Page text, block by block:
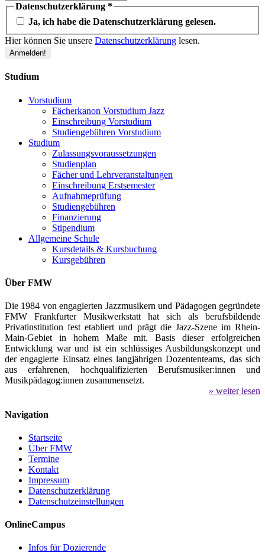
Datenschutzerklärung *
Ja, ich habe die Datenschutzerklärung gelesen.
Hier können Sie unsere Datenschutzerklärung lesen.
Studium
Vorstudium
Fächerkanon Vorstudium Jazz
Einschreibung Vorstudium
Studiengebühren Vorstudium
Studium
Zulassungsvoraussetzungen
Studienplan
Fächer und Lehrveranstaltungen
Einschreibung Erstsemester
Aufnahmeprüfung
Studiengebühren
Finanzierung
Stipendium
Allgemeine Schule
Kursdetails & Kursbuchung
Kursgebühren
Über FMW
Die 1984 von engagierten Jazzmusikern und Pädagogen gegründete
FMW Frankfurter Musikwerkstatt hat sich als berufsbildende
Privatinstitution fest etabliert und prägt die Jazz-Szene im Rhein-
Main-Gebiet in hohem Maße mit. Basis dieser erfolgreichen
Entwicklung war und ist ein schlüssiges Ausbildungskonzept und
der engagierte Einsatz eines langjährigen Dozententeams, das sich
aus erfahrenen, hochqualifizierten Berufsmusiker:innen und
Musikpädagog:innen zusammensetzt.
» weiter lesen
Navigation
Startseite
Über FMW
Termine
Kontakt
Impressum
Datenschutzerklärung
Datenschutzeinstellungen
OnlineCampus
Infos für Dozierende